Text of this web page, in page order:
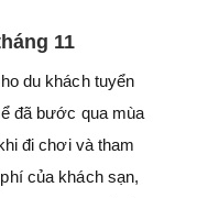
11
du khách tuyển
đã bước qua mùa
đi chơi và tham
của khách sạn,